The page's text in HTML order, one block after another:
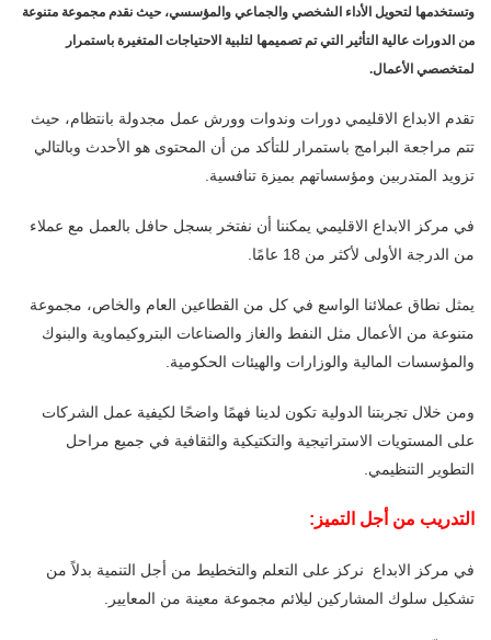
وتستخدمها لتحويل الأداء الشخصي والجماعي والمؤسسي، حيث نقدم مجموعة متنوعة
من الدورات عالية التأثير التي تم تصميمها لتلبية الاحتياجات المتغيرة باستمرار
لمتخصصي الأعمال.
تقدم الابداع الاقليمي دورات وندوات وورش عمل مجدولة بانتظام، حيث
تتم مراجعة البرامج باستمرار للتأكد من أن المحتوى هو الأحدث وبالتالي
تزويد المتدربين ومؤسساتهم بميزة تنافسية.
في مركز الابداع الاقليمي يمكننا أن نفتخر بسجل حافل بالعمل مع عملاء
من الدرجة الأولى لأكثر من 18 عامًا.
يمثل نطاق عملائنا الواسع في كل من القطاعين العام والخاص، مجموعة
متنوعة من الأعمال مثل النفط والغاز والصناعات البتروكيماوية والبنوك
والمؤسسات المالية والوزارات والهيئات الحكومية.
ومن خلال تجربتنا الدولية تكون لدينا فهمًا واضحًا لكيفية عمل الشركات
على المستويات الاستراتيجية والتكتيكية والثقافية في جميع مراحل
التطوير التنظيمي.
التدريب من أجل التميز:
في مركز الابداع نركز على التعلم والتخطيط من أجل التنمية بدلاً من
تشكيل سلوك المشاركين ليلائم مجموعة معينة من المعايير.